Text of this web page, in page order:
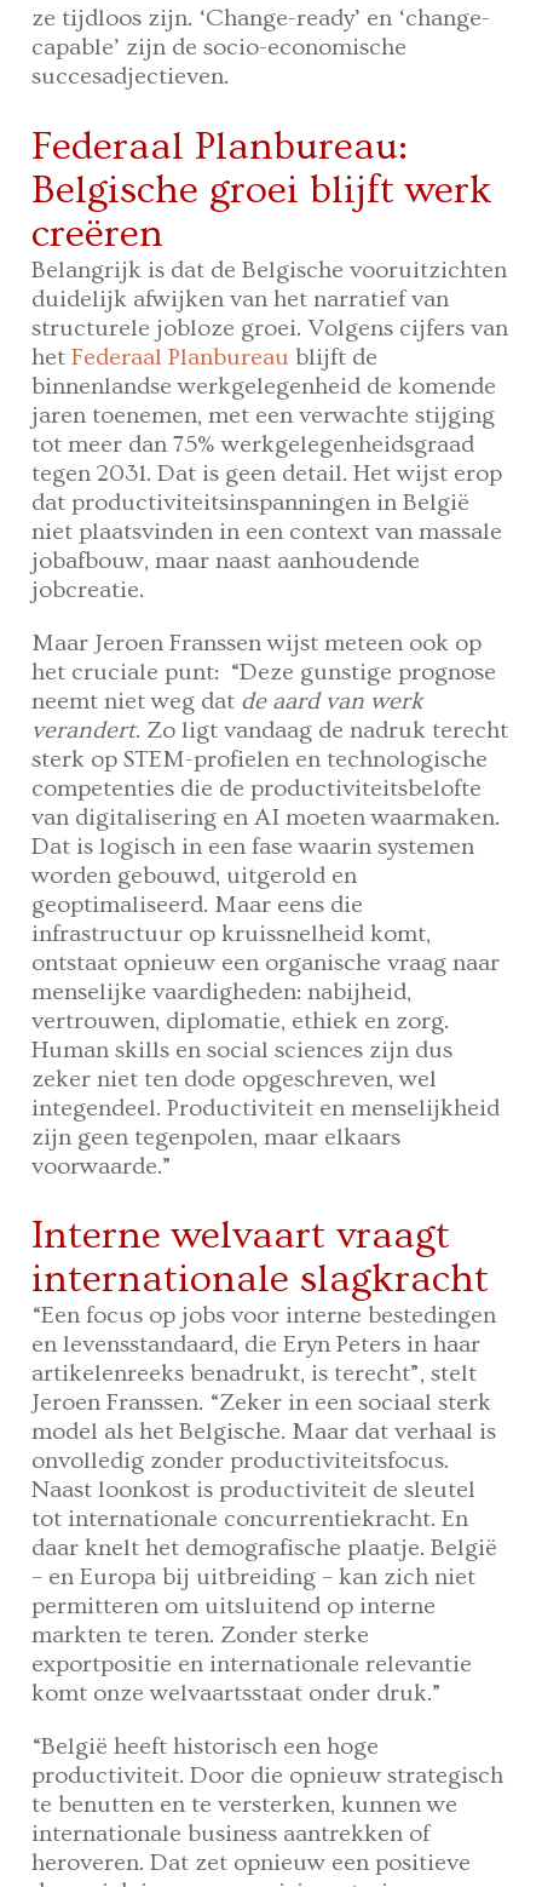
ze tijdloos zijn. ‘Change-ready’ en ‘change-
capable’ zijn de socio-economische
succesadjectieven.
Federaal Planbureau:
Belgische groei blijft werk
creëren
Belangrijk is dat de Belgische vooruitzichten
duidelijk afwijken van het narratief van
structurele jobloze groei.Volgens cijfers van
het Federaal Planbureau blijft de
binnenlandse werkgelegenheid de komende
jaren toenemen, met een verwachte stijging
tot meer dan 75% werkgelegenheidsgraad
tegen 2031. Dat is geen detail. Het wijst erop
dat productiviteitsinspanningen in België
niet plaatsvinden in een context van massale
jobafbouw, maar naast aanhoudende
jobcreatie.
Maar Jeroen Franssen wijst meteen ook op
het cruciale punt: “Deze gunstige prognose
neemt niet weg dat de aard van werk
verandert. Zo ligt vandaag de nadruk terecht
sterk op STEM-profielen en technologische
competenties die de productiviteitsbelofte
van digitalisering en AI moeten waarmaken.
Dat is logisch in een fase waarin systemen
worden gebouwd, uitgerold en
geoptimaliseerd. Maar eens die
infrastructuur op kruissnelheid komt,
ontstaat opnieuw een organische vraag naar
menselijke vaardigheden: nabijheid,
vertrouwen, diplomatie, ethiek en zorg.
Human skills en social sciences zijn dus
zeker niet ten dode opgeschreven, wel
integendeel. Productiviteit en menselijkheid
zijn geen tegenpolen, maar elkaars
voorwaarde.”
Interne welvaart vraagt
internationale slagkracht
“Een focus op jobs voor interne bestedingen
en levensstandaard, die Eryn Peters in haar
artikelenreeks benadrukt, is terecht”, stelt
Jeroen Franssen. “Zeker in een sociaal sterk
model als het Belgische. Maar dat verhaal is
onvolledig zonder productiviteitsfocus.
Naast loonkost is productiviteit de sleutel
tot internationale concurrentiekracht. En
daar knelt het demografische plaatje. België
– en Europa bij uitbreiding – kan zich niet
permitteren om uitsluitend op interne
markten te teren. Zonder sterke
exportpositie en internationale relevantie
komt onze welvaartsstaat onder druk.”
“België heeft historisch een hoge
productiviteit. Door die opnieuw strategisch
te benutten en te versterken, kunnen we
internationale business aantrekken of
heroveren. Dat zet opnieuw een positieve